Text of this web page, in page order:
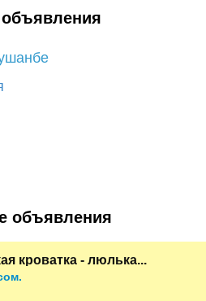
объявления
кроватка - люлька...